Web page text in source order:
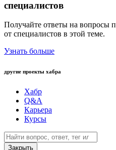
специалистов
Получайте ответы на вопросы
от специалистов в этой теме.
Узнать больше
другие проекты хабра
Хабр
Q&A
Карьера
Курсы
Закрыть